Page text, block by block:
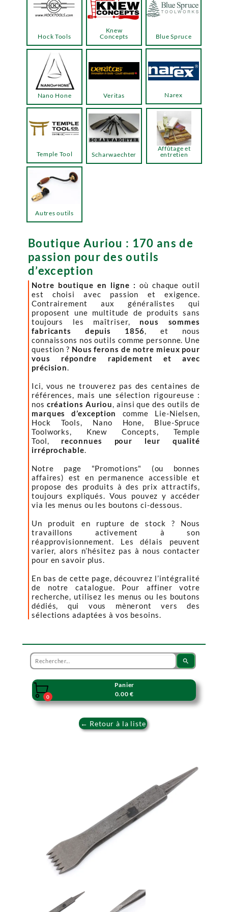
Boutique Auriou : 170 ans de
passion pour des outils
d’exception
Notre boutique en ligne : où chaque outil
est choisi avec passion et exigence.
Contrairement aux généralistes qui
proposent une multitude de produits sans
toujours les maîtriser, nous sommes
fabricants depuis 1856, et nous
connaissons nos outils comme personne. Une
question ? Nous ferons de notre mieux pour
vous répondre rapidement et avec
précision.
Ici, vous ne trouverez pas des centaines de
références, mais une sélection rigoureuse :
nos créations Auriou, ainsi que des outils de
marques d’exception
comme Lie-Nielsen,
Hock Tools, Nano Hone, Blue-Spruce
Toolworks, Knew Concepts, Temple
Tool, reconnues pour leur qualité
irréprochable.
Notre page "Promotions" (ou bonnes
affaires) est en permanence accessible et
propose des produits à des prix attractifs,
toujours expliqués. Vous pouvez y accéder
via les menus ou les boutons ci-dessous.
Un produit en rupture de stock ? Nous
travaillons activement à son
réapprovisionnement. Les délais peuvent
varier, alors n’hésitez pas à nous contacter
pour en savoir plus.
En bas de cette page, découvrez l’intégralité
de notre catalogue. Pour affiner votre
recherche, utilisez les menus ou les boutons
dédiés, qui vous mèneront vers des
sélections adaptées à vos besoins.
Hock Tools
Knew
Concepts
Temple Tool
Blue Spruce
Narex
Veritas
Nano Hone
Autres outils
Scharwaechter
Affûtage et
entretien
search

0
Panier
0.00 €
← Retour à la liste